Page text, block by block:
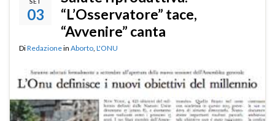
03
“L’Osservatore” tace,
“Avvenire” canta
DiRedazionein Aborto L'ONU